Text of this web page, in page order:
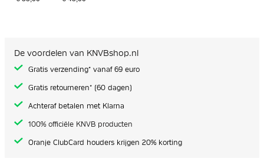
De voordelen van KNVBshop.nl
Gratis verzending* vanaf 69 euro
Gratis retourneren* (60 dagen)
Achteraf betalen met Klarna
100% officiële KNVB producten
Oranje ClubCard houders krijgen 20% korting